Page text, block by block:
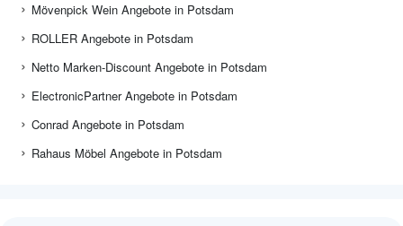
Mövenpick Wein Angebote in Potsdam
ROLLER Angebote in Potsdam
Netto Marken-Discount Angebote in Potsdam
ElectronicPartner Angebote in Potsdam
Conrad Angebote in Potsdam
Rahaus Möbel Angebote in Potsdam